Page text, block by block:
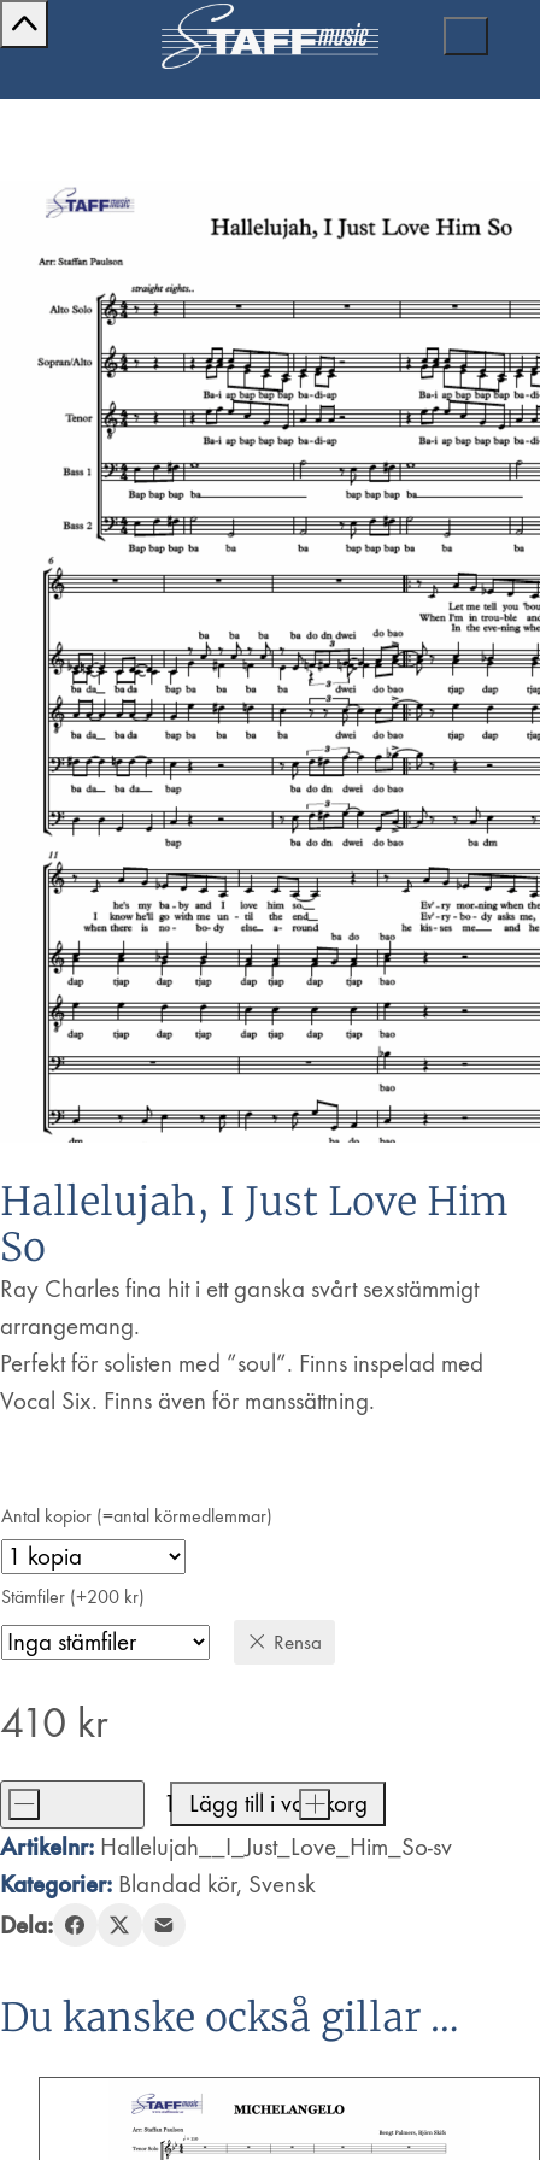
Hallelujah, I Just Love Him
So
Ray Charles fina hit i ett ganska svårt sexstämmigt
arrangemang.
Perfekt för solisten med ”soul”. Finns inspelad med
Vocal Six. Finns även för manssättning.
Antal kopior (=antal körmedlemmar)
Stämfiler (+200 kr)
Rensa
410 kr
Hallelujah,
I
Just
Love
So
- +
Lägg till i varukorg
Artikelnr: Hallelujah__I_Just_Love_Him_So-sv
Kategorier: Blandad kör, Svensk
Dela:
Du kanske också gillar …